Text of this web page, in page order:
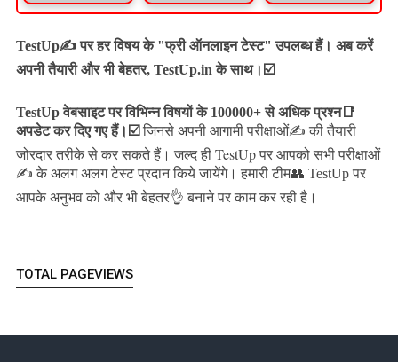
TestUp✍️ पर हर विषय के "फ्री ऑनलाइन टेस्ट" उपलब्ध हैं। अब करें
अपनी तैयारी और भी बेहतर, TestUp.in के साथ।☑️
TestUp वेबसाइट पर विभिन्न विषयों के 100000+ से अधिक प्रश्न📑
अपडेट कर दिए गए हैं। ☑️ जिनसे अपनी आगामी परीक्षाओं✍️ की तैयारी
जोरदार तरीके से कर सकते हैं।जल्द ही TestUp पर आपको सभी परीक्षाओं
✍️ के अलग अलग टेस्ट प्रदान किये जायेंगे। हमारी टीम👥 TestUp पर
आपके अनुभव को और भी बेहतर👌 बनाने पर काम कर रही है।
TOTAL PAGEVIEWS